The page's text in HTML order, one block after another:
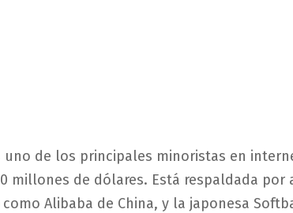
uno de los principales minoristas en
millones de dólares. Está respaldada por
Alibaba de China, y la japonesa